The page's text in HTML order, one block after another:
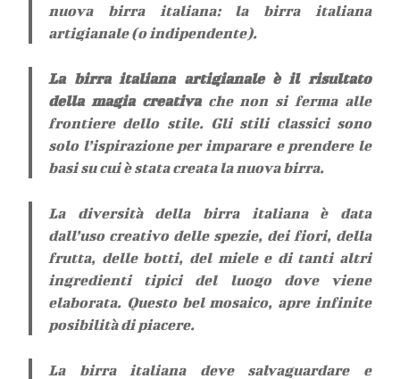
nuova birra italiana: la birra italiana
artigianale (o indipendente).
La birra italiana artigianale è il risultato
della magia creativache non si ferma alle
frontiere dello stile. Gli stili classici sono
solo l’ispirazione per imparare e prendere le
basi su cui è stata creata la nuova birra.
La diversità della birra italiana è data
dall’uso creativo delle spezie, dei fiori, della
frutta, delle botti, del miele e di tanti altri
ingredienti tipici del luogo dove viene
elaborata. Questo bel mosaico, apre infinite
posibilità di piacere.
La birra italiana deve salvaguardare e